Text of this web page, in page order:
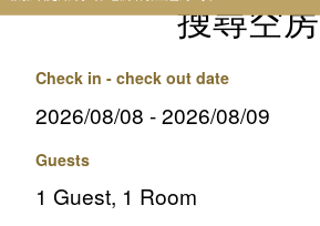
搜尋空房
Check in - check out date
Guests